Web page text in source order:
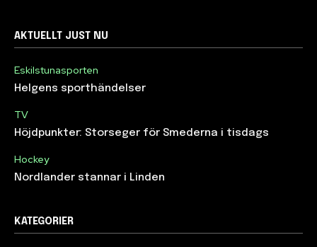
AKTUELLT JUST NU
Eskilstunasporten
Helgens sporthändelser
TV
Höjdpunkter: Storseger för Smederna i tisdags
Hockey
Nordlander stannar i Linden
KATEGORIER